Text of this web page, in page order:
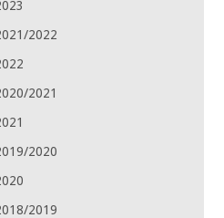
2022
2021
2020
2019